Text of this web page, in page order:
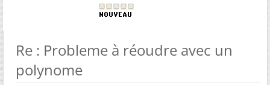
Re : Probleme à réoudre avec un
polynome